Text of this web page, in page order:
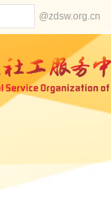
@zdsw.org.cn